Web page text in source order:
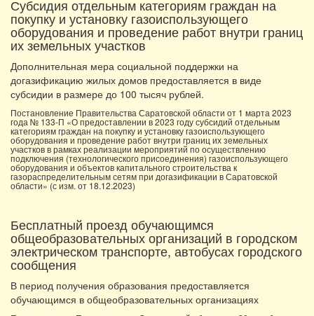
Субсидия отдельным категориям граждан на
покупку и установку газоиспользующего
оборудования и проведение работ внутри границ
их земельных участков
Дополнительная мера социальной поддержки на
догазификацию жилых домов предоставляется в виде
субсидии в размере до 100 тысяч рублей.
Постановление Правительства Саратовской области от 1 марта 2023
года № 133-П «О предоставлении в 2023 году субсидий отдельным
категориям граждан на покупку и установку газоиспользующего
оборудования и проведение работ внутри границ их земельных
участков в рамках реализации мероприятий по осуществлению
подключения (технологического присоединения) газоиспользующего
оборудования и объектов капитального строительства к
газораспределительным сетям при догазификации в Саратовской
области» (с изм. от 18.12.2023)
Бесплатный проезд обучающимся
общеобразовательных организаций в городском
электрическом транспорте, автобусах городского
сообщения
В период получения образования предоставляется
обучающимся в общеобразовательных организациях